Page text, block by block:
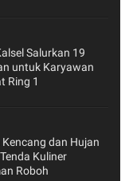
Salurkan 19
untuk Karyawan
Ring 1
dan Hujan
Kuliner
Roboh